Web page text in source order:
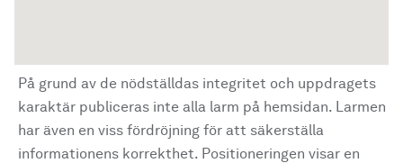
På grund av de nödställdas integritet och uppdragets
karaktär publiceras inte alla larm på hemsidan. Larmen
har även en viss fördröjning för att säkerställa
informationens korrekthet. Positioneringen visar en